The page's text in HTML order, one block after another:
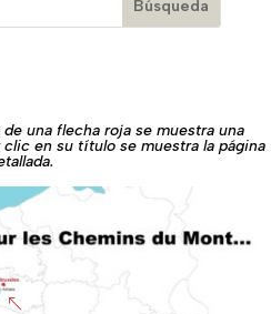
una flecha roja se muestra una
en su título se muestra la página
%